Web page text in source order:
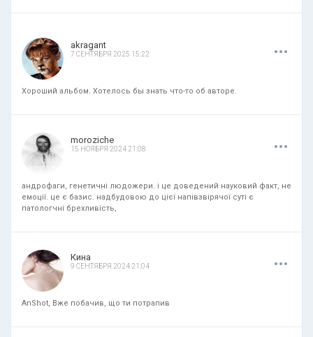
akragant
7 СЕНТЯБРЯ 2025 15:22 ...
Хороший альбом. Хотелось бы знать что-то об авторе.
moroziche
15 НОЯБРЯ 2024 21:08 ...
андрофаги, генетичні людожери. і це доведений науковий факт, не
емоції. це є базис. надбудовою до цієї напівзвірячої суті є
патологчні брехливість,
Кина
9 СЕНТЯБРЯ 2024 21:04 ...
AnShot, Вже побачив, що ти потрапив